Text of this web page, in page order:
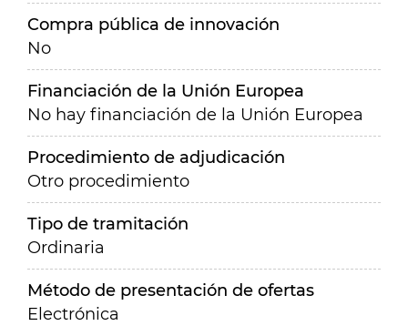
Compra pública de innovación
No
Financiación de la Unión Europea
No hay financiación de la Unión Europea
Procedimiento de adjudicación
Otro procedimiento
Tipo de tramitación
Ordinaria
Método de presentación de ofertas
Electrónica